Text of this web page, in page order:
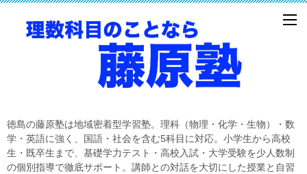
徳島の藤原塾は地域密着型学習塾。理科（物理・化学・生物）・数
学・英語に強く、国語・社会を含む5科目に対応。小学生から高校
生・既卒生まで、基礎学力テスト・高校入試・大学受験を少人数制
の個別指導で徹底サポート。講師との対話を大切にした授業と自習